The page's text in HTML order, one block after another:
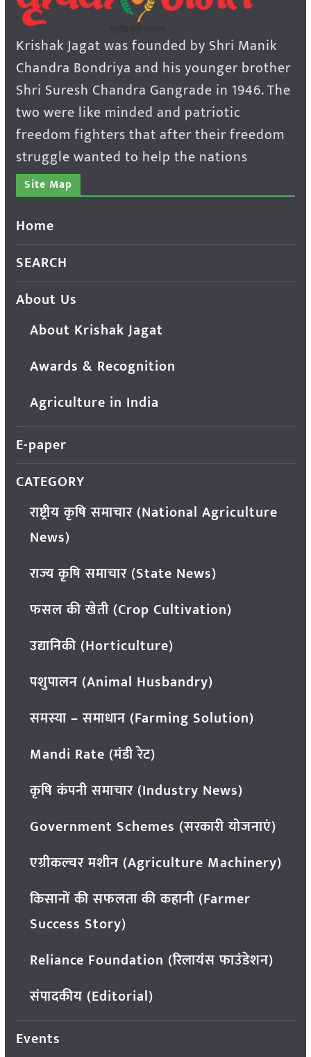
Krishak Jagat was founded by Shri Manik
Chandra Bondriya and his younger brother
Shri Suresh Chandra Gangrade in 1946. The
two were like minded and patriotic
freedom fighters that after their freedom
struggle wanted to help the nations
Site Map
Home
SEARCH
About Us
About Krishak Jagat
Awards & Recognition
Agriculture in India
E-paper
CATEGORY
राष्ट्रीय कृषि समाचार (National Agriculture
News)
राज्य कृषि समाचार (State News)
फसल की खेती (Crop Cultivation)
उद्यानिकी (Horticulture)
पशुपालन (Animal Husbandry)
समस्या – समाधान (Farming Solution)
Mandi Rate (मंडी रेट)
कृषि कंपनी समाचार (Industry News)
Government Schemes (सरकारी योजनाएं)
एग्रीकल्चर मशीन (Agriculture Machinery)
किसानों की सफलता की कहानी (Farmer
Success Story)
Reliance Foundation (रिलायंस फाउंडेशन)
संपादकीय (Editorial)
Events